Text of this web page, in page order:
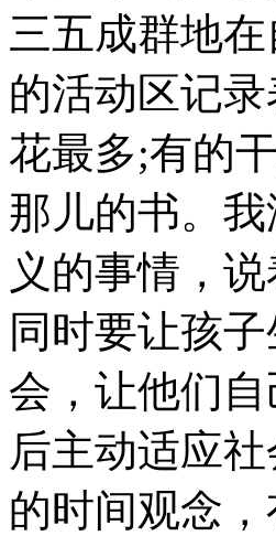
三五成群地
的活动区记
花最多;有的
那儿的书。
义的事情，
同时要让孩
会，让他们
后主动适应
的时间观念